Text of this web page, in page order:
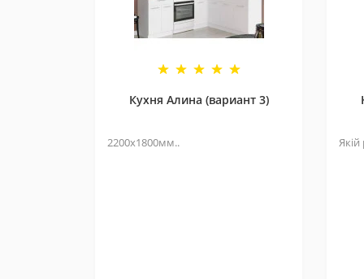
Кухня Алина (вариант 3)
2200х1800мм.. Якій